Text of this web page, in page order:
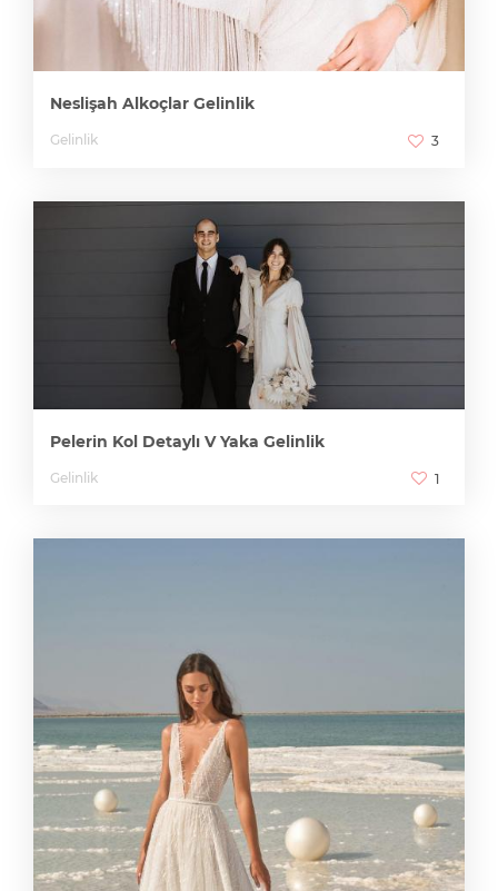
Neslişah Alkoçlar Gelinlik
Gelinlik 3
Pelerin Kol Detaylı V Yaka Gelinlik
Gelinlik 1